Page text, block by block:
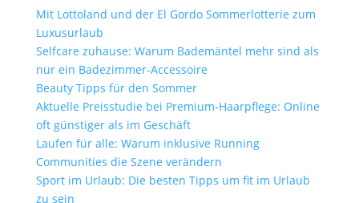
Mit Lottoland und der El Gordo Sommerlotterie zum
Luxusurlaub
Selfcare zuhause: Warum Bademäntel mehr sind als
nur ein Badezimmer-Accessoire
Beauty Tipps für den Sommer
Aktuelle Preisstudie bei Premium-Haarpflege: Online
oft günstiger als im Geschäft
Laufen für alle: Warum inklusive Running
Communities die Szene verändern
Sport im Urlaub: Die besten Tipps um fit im Urlaub
zu sein